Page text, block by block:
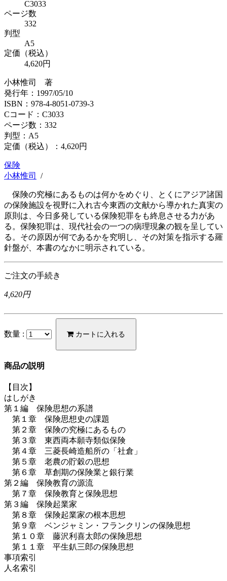
C3033
ページ数
332
判型
A5
定価（税込）
4,620円
小林惟司 著
発行年：1997/05/10
ISBN：978-4-8051-0739-3
Cコード：C3033
ページ数：332
判型：A5
定価（税込）： 4,620円
保険
小林惟司
/
保険の究極にあるものは何かをめぐり、とくにアジア諸国
の保険施設を視野に入れ古今東西の文献から導かれた真実の
原則は、今日多発している保険犯罪をも終息させる力があ
る。保険犯罪は、現代社会の一つの病理現象の観を呈してい
る。その原因が何であるかを究明し、その対策を指示する羅
針盤が、本書のなかに明示されている。
ご注文の手続き
4,620円
数量 : カートに入れる
商品の説明
【目次】
はしがき
第１編 保険思想の系譜
第１章 保険思想史の課題
第２章 保険の究極にあるもの
第３章 東西両本願寺類似保険
第４章 三菱長崎造船所の「社倉」
第５章 老農の貯穀の思想
第６章 草創期の保険業と銀行業
第２編 保険教育の源流
第７章 保険教育と保険思想
第３編 保険起業家
第８章 保険起業家の根本思想
第９章 ベンジャミン・フランクリンの保険思想
第１０章 藤沢利喜太郎の保険思想
第１１章 平生釟三郎の保険思想
事項索引
人名索引